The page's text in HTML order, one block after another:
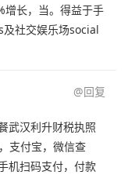
增长，当。得益于手
社交娱乐场social
@回复
武汉利升财税执照
支付宝，微信查
机扫码支付，付款